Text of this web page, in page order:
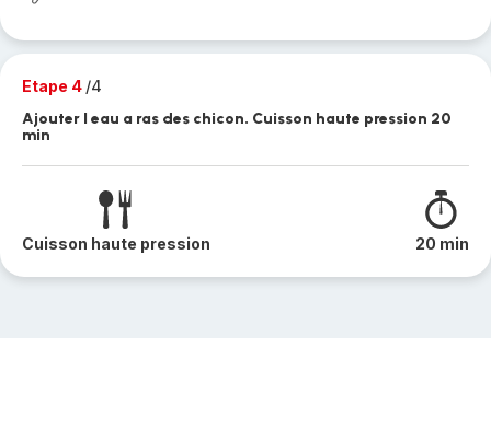
Etape 4 /4
Ajouter l eau a ras des chicon. Cuisson haute pression 20
min
Cuisson haute pression 20 min